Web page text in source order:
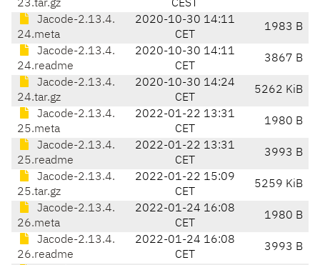
23.tar.gz
CEST
Jacode-2.13.4.
24.meta
2020-10-30 14:11
CET
1983 B
Jacode-2.13.4.
24.readme
2020-10-30 14:11
CET
3867 B
Jacode-2.13.4.
24.tar.gz
2020-10-30 14:24
CET
5262 KiB
Jacode-2.13.4.
25.meta
2022-01-22 13:31
CET
1980 B
Jacode-2.13.4.
25.readme
2022-01-22 13:31
CET
3993 B
Jacode-2.13.4.
25.tar.gz
2022-01-22 15:09
CET
5259 KiB
Jacode-2.13.4.
26.meta
2022-01-24 16:08
CET
1980 B
Jacode-2.13.4.
26.readme
2022-01-24 16:08
CET
3993 B